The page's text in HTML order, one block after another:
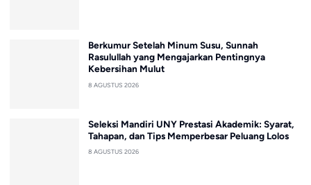
Berkumur Setelah Minum Susu, Sunnah
Rasulullah yang Mengajarkan Pentingnya
Kebersihan Mulut
8 AGUSTUS 2026
Seleksi Mandiri UNY Prestasi Akademik: Syarat,
Tahapan, dan Tips Memperbesar Peluang Lolos
8 AGUSTUS 2026